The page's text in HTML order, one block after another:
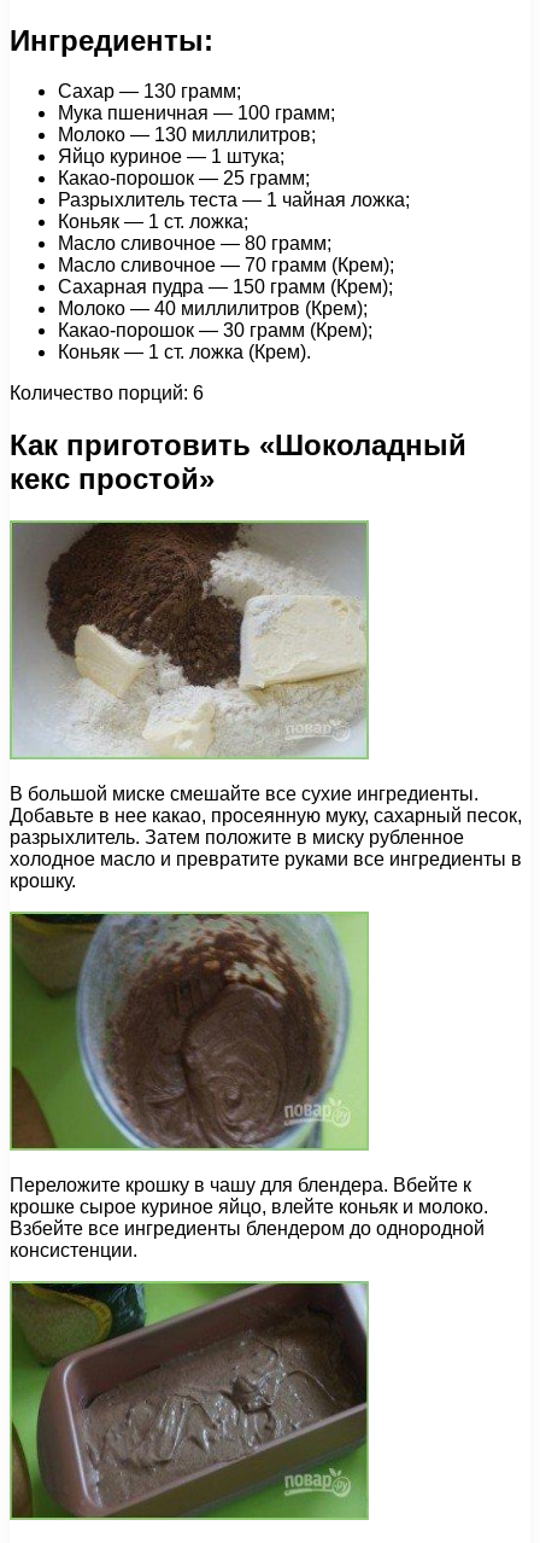
Ингредиенты:
Сахар — 130 грамм;
Мука пшеничная — 100 грамм;
Молоко — 130 миллилитров;
Яйцо куриное — 1 штука;
Какао-порошок — 25 грамм;
Разрыхлитель теста — 1 чайная ложка;
Коньяк — 1 ст. ложка;
Масло сливочное — 80 грамм;
Масло сливочное — 70 грамм (Крем);
Сахарная пудра — 150 грамм (Крем);
Молоко — 40 миллилитров (Крем);
Какао-порошок — 30 грамм (Крем);
Коньяк — 1 cт. ложка (Крем).
Количество порций: 6
Как приготовить «Шоколадный
кекс простой»
В большой миске смешайте все сухие ингредиенты.
Добавьте в нее какао, просеянную муку, сахарный песок,
разрыхлитель. Затем положите в миску рубленное
холодное масло и превратите руками все ингредиенты в
крошку.
Переложите крошку в чашу для блендера. Вбейте к
крошке сырое куриное яйцо, влейте коньяк и молоко.
Взбейте все ингредиенты блендером до однородной
консистенции.